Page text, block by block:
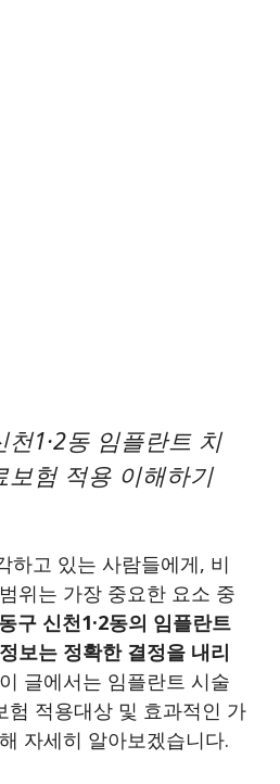
1·2동 임플란트 치
보험 적용 이해하기
하고 있는 사람들에게, 비
위는 가장 중요한 요소 중
구 신천1·2동의 임플란트
보는 정확한 결정을 내리
이 글에서는 임플란트 시술
험 적용대상 및 효과적인 가
자세히 알아보겠습니다.